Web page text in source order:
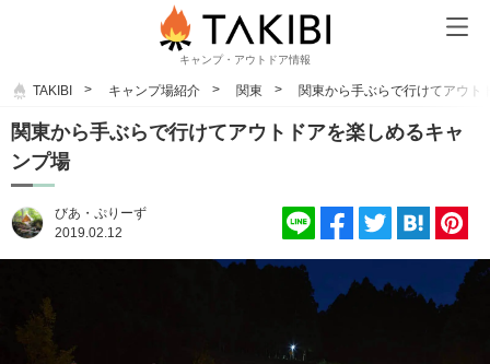
キャンプ・アウトドア情報
TAKIBI キャンプ場紹介 関東 関東から手ぶらで行けてアウト
関東から手ぶらで行けてアウトドアを楽しめるキャ
ンプ場
びあ・ぷりーず
2019.02.12